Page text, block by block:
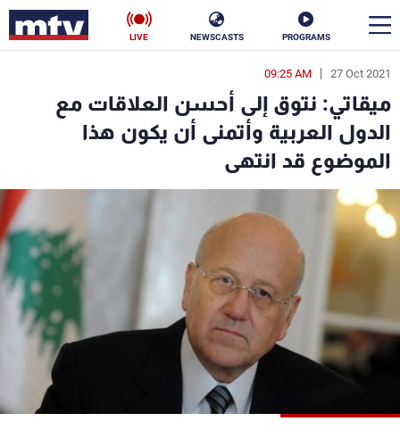
PROGRAMS
NEWSCASTS
LIVE
27 Oct 2021
09:25 AM
ميقاتي: نتوق إلى أحسن العلاقات مع
الدول العربية وأتمنى أن يكون هذا
الموضوع قد انتهى
en
الأخبار
سياسة
إقتصاد
منوعات
كأس العالم
البرامج
شاهد البرامج